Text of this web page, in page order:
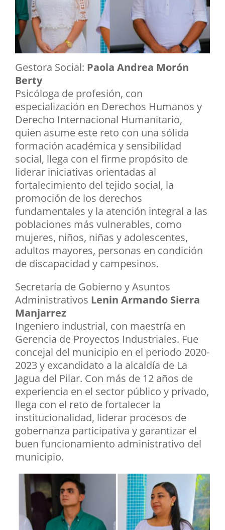
Gestora Social: Paola Andrea Morón
Berty
Psicóloga de profesión, con
especialización en Derechos Humanos y
Derecho Internacional Humanitario,
quien asume este reto con una sólida
formación académica y sensibilidad
social, llega con el firme propósito de
liderar iniciativas orientadas al
fortalecimiento del tejido social, la
promoción de los derechos
fundamentales y la atención integral a las
poblaciones más vulnerables, como
mujeres, niños, niñas y adolescentes,
adultos mayores, personas en condición
de discapacidad y campesinos.
Secretaría de Gobierno y Asuntos
Administrativos Lenin Armando Sierra
Manjarrez
Ingeniero industrial, con maestría en
Gerencia de Proyectos Industriales. Fue
concejal del municipio en el periodo 2020-
2023 y excandidato a la alcaldía de La
Jagua del Pilar. Con más de 12 años de
experiencia en el sector público y privado,
llega con el reto de fortalecer la
institucionalidad, liderar procesos de
gobernanza participativa y garantizar el
buen funcionamiento administrativo del
municipio.